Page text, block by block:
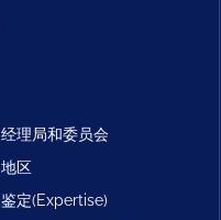
经理局和委员会
地区
鉴定(Expertise)